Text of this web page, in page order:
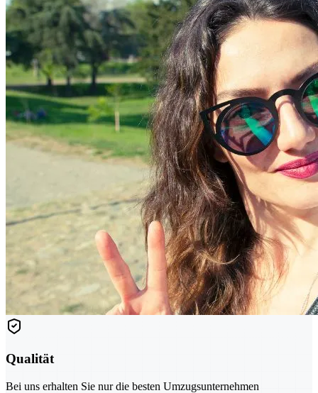
Qualität
Bei uns erhalten Sie nur die besten Umzugsunternehmen